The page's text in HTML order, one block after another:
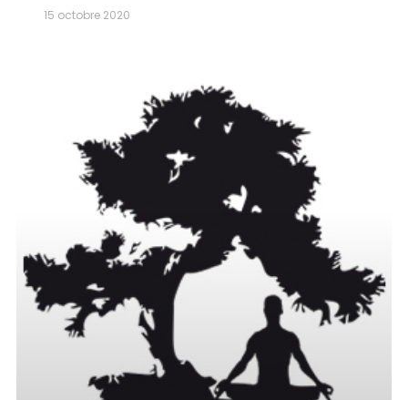
15 octobre 2020